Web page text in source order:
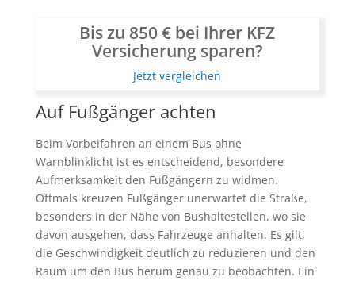
Bis zu 850 € bei Ihrer KFZ
Versicherung sparen?
Jetzt vergleichen
Auf Fußgänger achten
Beim Vorbeifahren an einem Bus ohne
Warnblinklicht ist es entscheidend, besondere
Aufmerksamkeit den Fußgängern zu widmen.
Oftmals kreuzen Fußgänger unerwartet die Straße,
besonders in der Nähe von Bushaltestellen, wo sie
davon ausgehen, dass Fahrzeuge anhalten. Es gilt,
die Geschwindigkeit deutlich zu reduzieren und den
Raum um den Bus herum genau zu beobachten. Ein